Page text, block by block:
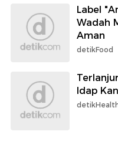
Label
Wadah
Aman
detikFood
Idap